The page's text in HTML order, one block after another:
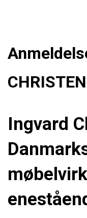
Ingvard